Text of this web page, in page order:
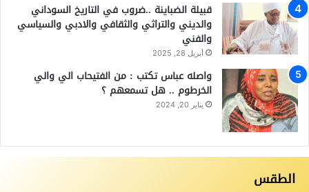
قبيلة الضباينة ..ضروب في التاريخ السوداني
والديني والتراثي والثقافي والادبي والسياسي
والفني
أبريل 28, 2025
واصله عباس تكتب : من الفتيحاب الي والي
الخرطوم .. هل تسمعهم ؟
يناير 20, 2024
الطقس